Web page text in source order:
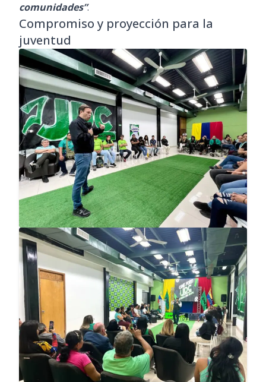
comunidades”.
Compromiso y proyección para la
juventud